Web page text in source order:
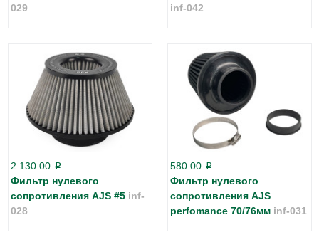
029
inf-042
2 130.00 p
Фильтр нулевого
сопротивления AJS #5 inf-
028
580.00 p
Фильтр нулевого
сопротивления AJS
perfomance 70/76мм inf-031